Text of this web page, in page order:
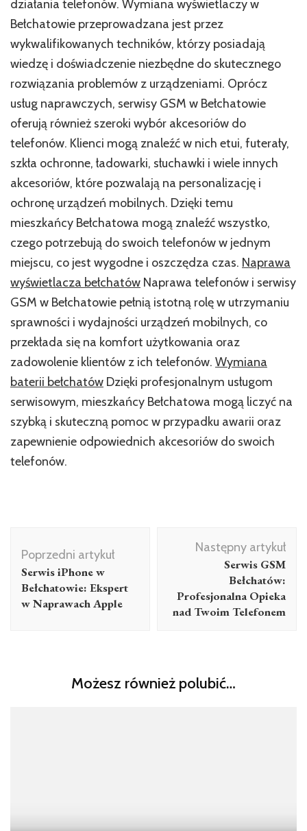
działania telefonów. Wymiana wyświetlaczy w
Bełchatowie przeprowadzana jest przez
wykwalifikowanych techników, którzy posiadają
wiedzę i doświadczenie niezbędne do skutecznego
rozwiązania problemów z urządzeniami. Oprócz
usług naprawczych, serwisy GSM w Bełchatowie
oferują również szeroki wybór akcesoriów do
telefonów. Klienci mogą znaleźć w nich etui, futerały,
szkła ochronne, ładowarki, słuchawki i wiele innych
akcesoriów, które pozwalają na personalizację i
ochronę urządzeń mobilnych. Dzięki temu
mieszkańcy Bełchatowa mogą znaleźć wszystko,
czego potrzebują do swoich telefonów w jednym
miejscu, co jest wygodne i oszczędza czas. Naprawa
wyświetlacza bełchatów Naprawa telefonów i serwisy
GSM w Bełchatowie pełnią istotną rolę w utrzymaniu
sprawności i wydajności urządzeń mobilnych, co
przekłada się na komfort użytkowania oraz
zadowolenie klientów z ich telefonów. Wymiana
baterii bełchatów Dzięki profesjonalnym usługom
serwisowym, mieszkańcy Bełchatowa mogą liczyć na
szybką i skuteczną pomoc w przypadku awarii oraz
zapewnienie odpowiednich akcesoriów do swoich
telefonów.
wpisu
Poprzedni artykuł
Serwis iPhone w
Bełchatowie: Ekspert
w Naprawach Apple
Następny artykuł
Serwis GSM
Bełchatów:
Profesjonalna Opieka
nad Twoim Telefonem
Możesz również polubić…